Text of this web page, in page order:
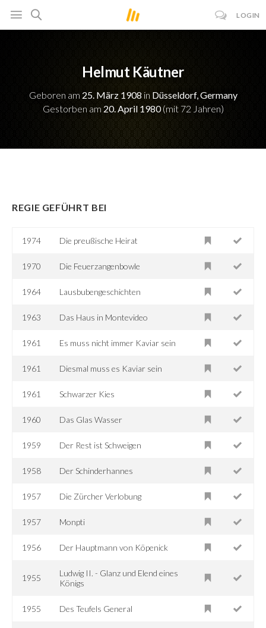
LOGIN
Helmut Käutner
Geboren am 25. März 1908in Düsseldorf, Germany
Gestorben am 20. April 1980(mit 72 Jahren)
REGIE GEFÜHRT BEI
1974 Die preußische Heirat
1970 Die Feuerzangenbowle
1964 Lausbubengeschichten
1963 Das Haus in Montevideo
1961 Es muss nicht immer Kaviar sein
1961 Diesmal muss es Kaviar sein
1961 Schwarzer Kies
1960 Das Glas Wasser
1959 Der Rest ist Schweigen
1958 Der Schinderhannes
1957 Die Zürcher Verlobung
1957 Monpti
1956 Der Hauptmann von Köpenick
1955
Ludwig II. - Glanz und Elend eines
Königs
1955 Des Teufels General